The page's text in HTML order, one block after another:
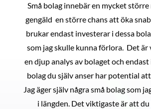
Små bolag innebär en mycket större
gengäld en större chans att öka
brukar endast investerar i dessa
som jag skulle kunna förlora. Det
en djup analys av bolaget och
bolag du själv anser har potential
Jag äger själv några små bolag som
i längden. Det viktigaste är att